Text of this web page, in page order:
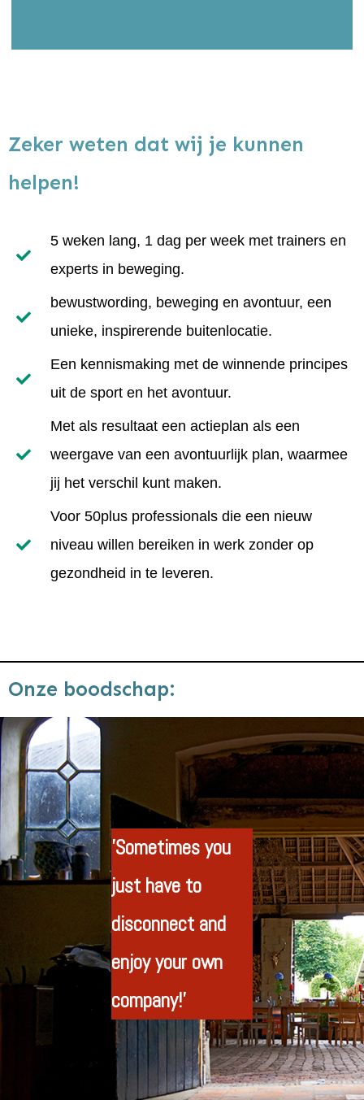
Zeker weten dat wij je kunnen
helpen!
5 weken lang, 1 dag per week met trainers en
experts in beweging.
bewustwording, beweging en avontuur, een
unieke, inspirerende buitenlocatie.
Een kennismaking met de winnende principes
uit de sport en het avontuur.
Met als resultaat een actieplan als een
weergave van een avontuurlijk plan, waarmee
jij het verschil kunt maken.
Voor 50plus professionals die een nieuw
niveau willen bereiken in werk zonder op
gezondheid in te leveren.
Onze boodschap:
'Sometimes you
just have to
disconnect and
enjoy your own
company!'